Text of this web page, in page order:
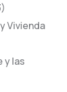
Vivienda
y las